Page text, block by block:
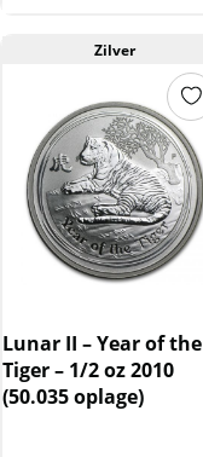
Zilver
Lunar II – Year of the
Tiger – 1/2 oz 2010
(50.035 oplage)